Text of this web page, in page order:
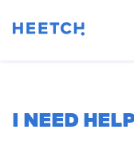
I NEED HELP